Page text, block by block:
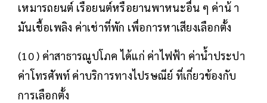
เหมารถยนต์ เรือยนต์หรือยานพาหนะอื่น ๆ ค่าน้ า
มันเชื้อเพลิง ค่าเช่าที่พัก เพื่อการหาเสียงเลือกตั้ง
(10 ) ค่าสาธารณูปโภค ได้แก่ ค่าไฟฟ้า ค่าน้ำประปา
ค่าโทรศัพท์ ค่าบริการทางไปรษณีย์ ที่เกี่ยวข้องกับ
การเลือกตั้ง